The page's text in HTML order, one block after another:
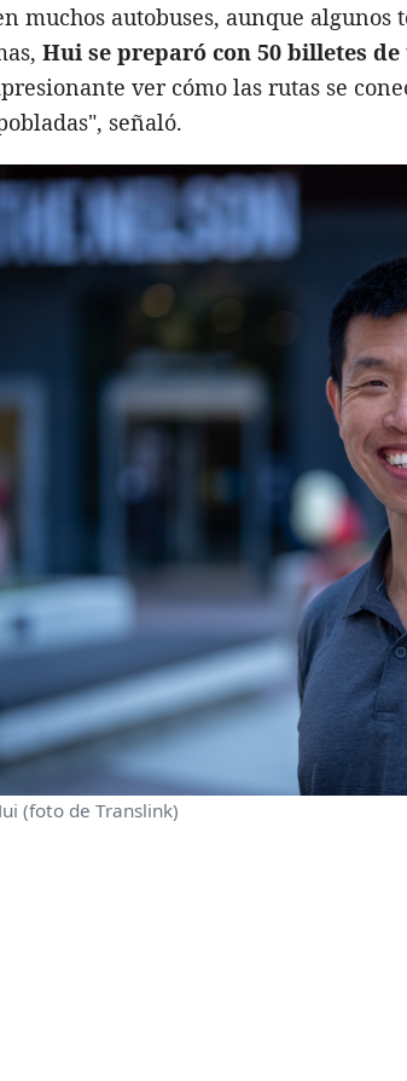
muchos autobuses, aunque
Hui se preparó con 50 billetes
ver cómo las rutas se
señaló.
(foto de Translink)